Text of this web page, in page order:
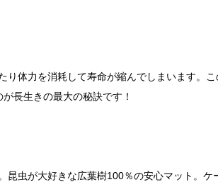
体力を消耗して寿命が縮んでしまいます。
長生きの最大の秘訣です！
昆虫が大好きな広葉樹100％の安心マット。ケ